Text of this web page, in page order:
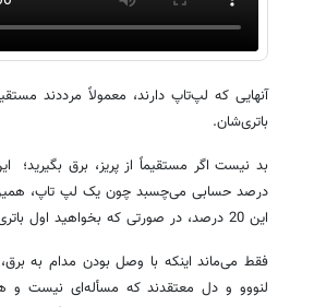
آنهایی که لپ‌تاپ دارند، معمولاً مرددند
باتری‌شان.
این 20 درصد، در صورتی که بخواهید اول باتری‌تان را شارژ کنید و بعد باتری، لپ تاپتان را روشن کند، تلف می‌شود.
فقط می‌ماند اینکه با وصل بودن مدام به
لنووو و دل معتقدند که مسأله‌ای نیست و